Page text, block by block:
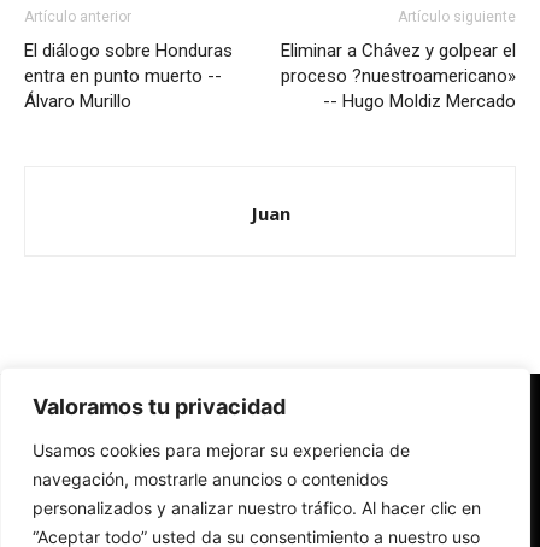
Valoramos tu privacidad
Usamos cookies para mejorar su experiencia de
navegación, mostrarle anuncios o contenidos
personalizados y analizar nuestro tráfico. Al hacer clic en
“Aceptar todo” usted da su consentimiento a nuestro uso
Artículo anterior
El diálogo sobre Honduras
entra en punto muerto --
Álvaro Murillo
Artículo siguiente
Eliminar a Chávez y golpear el
proceso ?nuestroamericano»
-- Hugo Moldiz Mercado
Juan
Redes Cristianas
Una mirada alternativa sobre la Iglesia católica y la sociedad
- Colectivos de Redes Cristianas